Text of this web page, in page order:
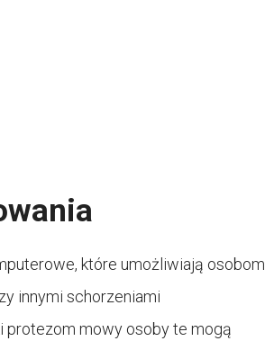
które umożliwiają osobom
innymi schorzeniami
protezom mowy osoby te mogą